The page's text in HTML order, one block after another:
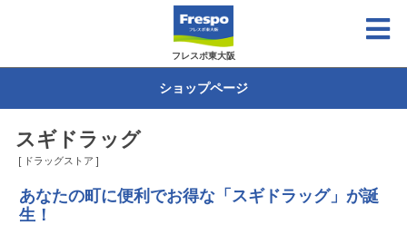
フレスポ東大阪
ショップページ
スギドラッグ
[ ドラッグストア ]
あなたの町に便利でお得な「スギドラッグ」が誕
生！